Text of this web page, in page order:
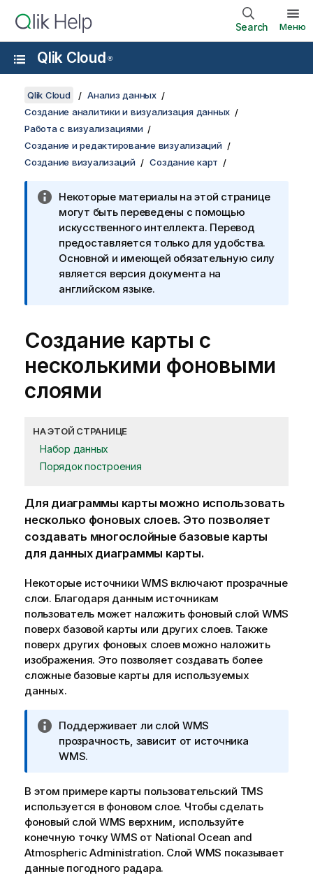
Search Меню
Qlik Cloud ®
Qlik Cloud
Анализ данных
Создание аналитики и визуализация данных
Работа с визуализациями
Создание и редактирование визуализаций
Создание визуализаций
Создание карт
Некоторые материалы на этой странице
могут быть переведены с помощью
искусственного интеллекта. Перевод
предоставляется только для удобства.
Основной и имеющей обязательную силу
является версия документа на
английском языке.
Создание карты с
несколькими фоновыми
слоями
НА ЭТОЙ СТРАНИЦЕ
Набор данных
Порядок построения
Для диаграммы карты можно использовать
несколько фоновых слоев. Это позволяет
создавать многослойные базовые карты
для данных диаграммы карты.
Некоторые источники WMS включают прозрачные
слои. Благодаря данным источникам
пользователь может наложить фоновый слой WMS
поверх базовой карты или других слоев. Также
поверх других фоновых слоев можно наложить
изображения. Это позволяет создавать более
сложные базовые карты для используемых
данных.
П
р
и
е
ч
а
н
и
е
Поддерживает ли слой WMS
прозрачность, зависит от источника
WMS.
В этом примере карты пользовательский TMS
используется в фоновом слое. Чтобы сделать
фоновый слой WMS верхним, используйте
конечную точкуWMS от National Ocean and
Atmospheric Administration. Слой WMS показывает
данные погодного радара.